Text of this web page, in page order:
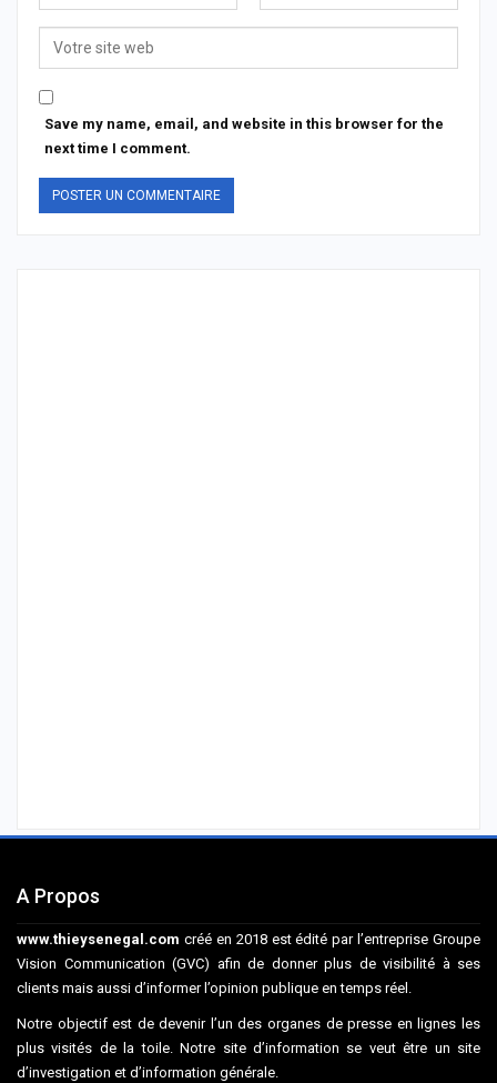
Save my name, email, and website in this browser for the
next time I comment.
A Propos
www.thieysenegal.com créé en 2018 est édité par l’entreprise Groupe
Vision Communication (GVC) afin de donner plus de visibilité à ses
clients mais aussi d’informer l’opinion publique en temps réel.
Notre objectif est de devenir l’un des organes de presse en lignes les
plus visités de la toile. Notre site d’information se veut être un site
d’investigation et d’information générale.